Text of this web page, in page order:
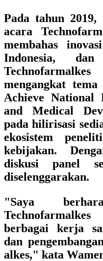
Pada tahun 2019,
acara
membahas
Indonesia,
mengangkat
Achieve National
and Medical
pada hilirisasi
ekosistem
kebijakan.
diskusi panel
diselenggarakan.
"Saya
berbagai kerja
dan
alkes," kata